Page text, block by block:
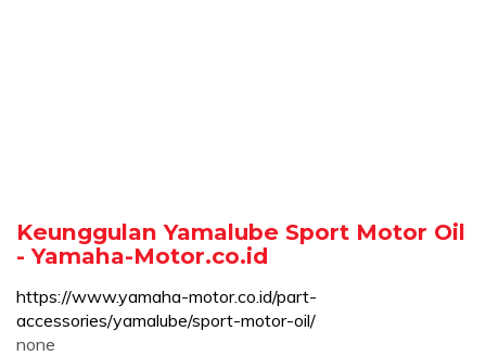
Keunggulan Yamalube Sport Motor Oil
- Yamaha-Motor.co.id
https://www.yamaha-motor.co.id/part-
accessories/yamalube/sport-motor-oil/
none